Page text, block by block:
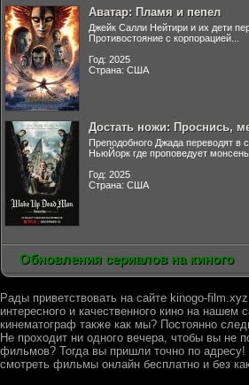
Аватар: Пламя и пепел
Джейк Салли Нейтири и их дети
Противостояние с корпорацией...
Год: 2025
Страна: США
Достать ножи: Проснись,
Преподобного Джада переводят в
НьюЙорк где проповедует
Год: 2025
Страна: США
Обновления сериалов на киного
Рады приветствовать на сайте kinogo-
интересного и качественного кино на нашем
кинематограф также как мы? Постоянно
Не проходит ни одного вечера, чтобы вы не
фильмов? Тогда вы пришли точно по
смотреть фильмы онлайн бесплатно и без